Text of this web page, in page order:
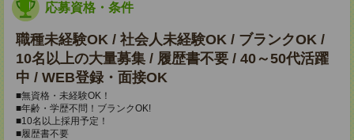
応募資格・条件
職種未経験OK / 社会人未経験OK / ブランクOK /
10名以上の大量募集 / 履歴書不要 / 40～50代活躍
中 / WEB登録・面接OK
■無資格・未経験OK！
■年齢・学歴不問！ブランクOK!
■10名以上採用予定！
■履歴書不要